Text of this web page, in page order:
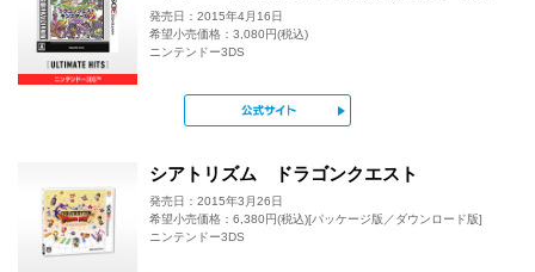
発売日：2015年4月16日
希望小売価格：3,080円(税込)
ニンテンドー3DS
シアトリズム ドラゴンクエスト
発売日：2015年3月26日
希望小売価格：6,380円(税込)[パッケージ版／ダウンロード版]
ニンテンドー3DS